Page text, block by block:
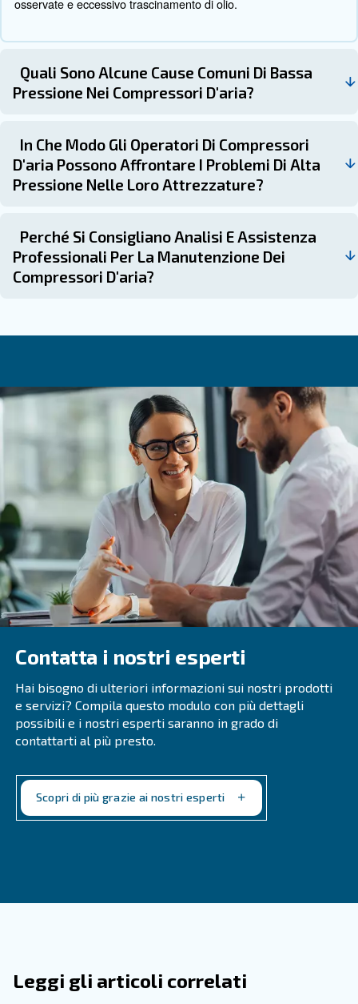
la portata per determinare la capacità massima
macchine utilizzati è essenziale per selezionare il
giusto per il lavoro.
Analisi e manutenzione
Per garantire prestazioni ottimali, per i sistemi di
con un fornitore di servizi professionali per compressori
Ceccato può offrire un'analisi completa del sistema,
sull'efficienza energetica e servizi di manutenzione
Ceccato offre prodotti di qualità, un design di sistema
Contatta un esperto di
Mantenere una pressione corretta del compressore
per prestazioni efficienti, produttività e durata
Identificare e affrontare tempestivamente i problemi di
attraverso un monitoraggio regolare e un'analisi
prevenire costosi danni e tempi di fermo, garantendo
ottimali in diversi ambienti industriali.
Comprendendo la relazione tra pressione e capacità e
manutenzione professionale, è possibile garantire che il
d'aria funzioni al meglio, fornendo prestazioni affidabili
tutte le esigenze industriali.
Le domande più frequenti
Quali Sono Le Potenziali
Funzionamento Di Un Compressore